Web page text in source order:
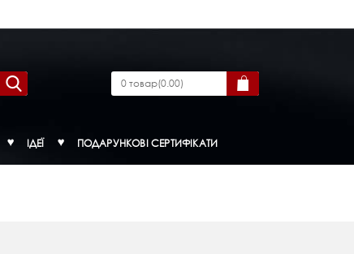
0товар(0.00)
ІДЕЇ ПОДАРУНКОВІ СЕРТИФІКАТИ